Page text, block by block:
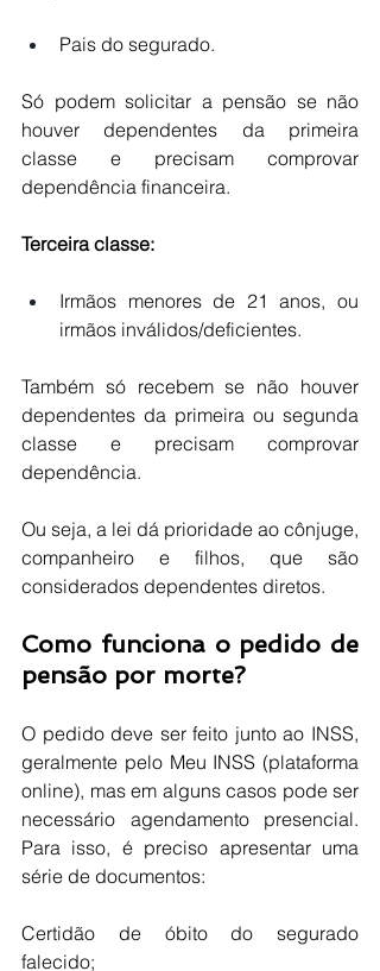
Pais do segurado.
Só podem solicitar a pensão se não
houver dependentes da primeira
classe e precisam comprovar
dependência financeira.
Terceira classe:
Irmãos menores de 21 anos, ou
irmãos inválidos/deficientes.
Também só recebem se não houver
dependentes da primeira ou segunda
classe e precisam comprovar
dependência.
Ou seja, a lei dá prioridade ao cônjuge,
companheiro e filhos, que são
considerados dependentes diretos.
Como funciona o pedido de
pensão por morte?
O pedido deve ser feito junto ao INSS,
geralmente pelo Meu INSS (plataforma
online), mas em alguns casos pode ser
necessário agendamento presencial.
Para isso, é preciso apresentar uma
série de documentos:
Certidão de óbito do segurado
falecido;